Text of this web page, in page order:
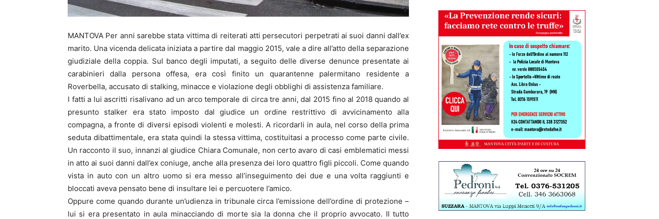
MANTOVA Per anni sarebbe stata vittima di reiterati atti persecutori perpetrati ai suoi danni dall’ex
marito. Una vicenda delicata iniziata a partire dal maggio 2015, vale a dire all’atto della separazione
giudiziale della coppia. Sul banco degli imputati, a seguito delle diverse denunce presentate ai
carabinieri dalla persona offesa, era così finito un quarantenne palermitano residente a
Roverbella, accusato di stalking, minacce e violazione degli obblighi di assistenza familiare.
I fatti a lui ascritti risalivano ad un arco temporale di circa tre anni, dal 2015 fino al 2018 quando al
presunto stalker era stato imposto dal giudice un ordine restrittivo di avvicinamento alla
compagna, a fronte di diversi episodi violenti e molesti. A ricordarli in aula, nel corso della prima
seduta dibattimentale, era stata quindi la stessa vittima, costituitasi a processo come parte civile.
Un racconto il suo, innanzi al giudice Chiara Comunale, non certo avaro di casi emblematici messi
in atto ai suoi danni dall’ex coniuge, anche alla presenza dei loro quattro figli piccoli. Come quando
vista in auto con un altro uomo si era messo all’inseguimento dei due e una volta raggiunti e
bloccati aveva pensato bene di insultare lei e percuotere l’amico.
Oppure come quando durante un’udienza in tribunale circa l’emissione dell’ordine di protezione –
lui si era presentato in aula minacciando di morte sia la donna che il proprio avvocato. Il tutto